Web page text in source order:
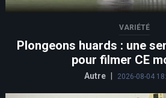
VARIÉTÉ
Plongeons huards : une
pour filmer CE
Autre 2026-08-04